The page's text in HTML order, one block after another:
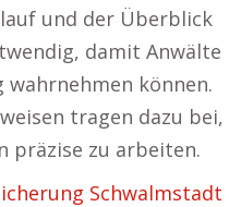
und der Überblick
damit Anwälte
wahrnehmen können.
tragen dazu bei,
präzise zu arbeiten.
Schwalmstadt